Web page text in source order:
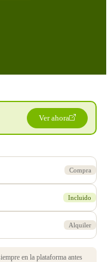
Ver ahora
Compra
Incluido
Alquiler
en la plataforma antes